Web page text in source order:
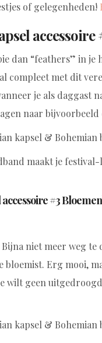
of gelegenheden!
accessoire
dan “feathers” in
compleet met dit
je als daggast
naar bijvoorbeeld
maakt je
#3
niet meer weg
bloemist. Erg mooi,
wilt geen